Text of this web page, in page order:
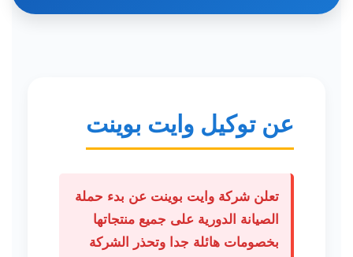
عن توكيل وايت بوينت
تعلن شركة وايت بوينت عن بدء حملة
الصيانة الدورية على جميع منتجاتها
بخصومات هائلة جدا وتحذر الشركة